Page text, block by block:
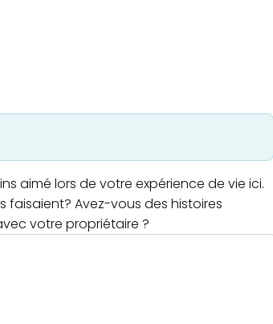
aimé lors de votre expérience de vie ici.
Avez-vous des histoires
votre propriétaire ?